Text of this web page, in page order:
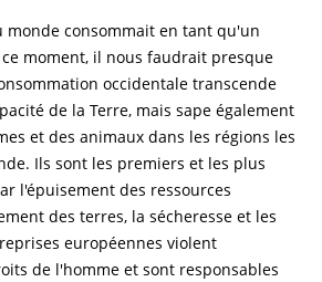
monde consommait en tant qu'un
moment, il nous faudrait presque
occidentale transcende
de la Terre, mais sape également
et des animaux dans les régions les
Ils sont les premiers et les plus
l'épuisement des ressources
des terres, la sécheresse et les
européennes violent
de l'homme et sont responsables